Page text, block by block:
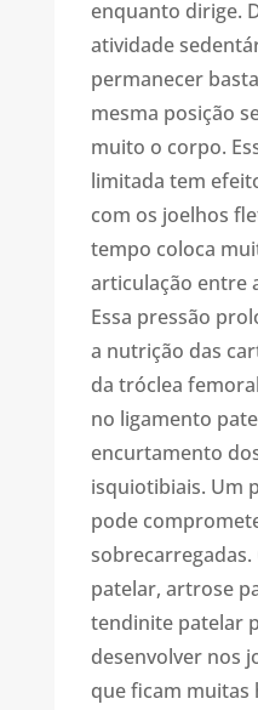
enquanto dirige.
atividade
permanecer
mesma posição
muito o corpo.
limitada tem
com os joelhos
tempo coloca
articulação entre
Essa pressão
a nutrição das
da tróclea
no ligamento
encurtamento
isquiotibiais. Um
pode
patelar, artrose
tendinite patelar
desenvolver nos
que ficam